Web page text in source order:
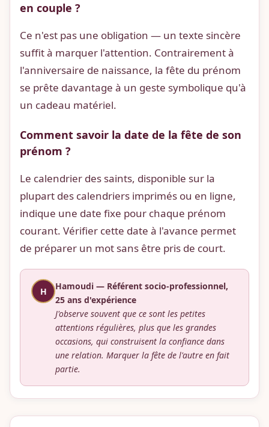
en couple ?
Ce n'est pas une obligation — un texte sincère
suffit à marquer l'attention. Contrairement à
l'anniversaire de naissance, la fête du prénom
se prête davantage à un geste symbolique qu'à
un cadeau matériel.
Comment savoir la date de la fête de son
prénom ?
Le calendrier des saints, disponible sur la
plupart des calendriers imprimés ou en ligne,
indique une date fixe pour chaque prénom
courant. Vérifier cette date à l'avance permet
de préparer un mot sans être pris de court.
H
Hamoudi — Référent socio-professionnel,
25 ans d'expérience
J'observe souvent que ce sont les petites
attentions régulières, plus que les grandes
occasions, qui construisent la confiance dans
une relation. Marquer la fête de l'autre en fait
partie.